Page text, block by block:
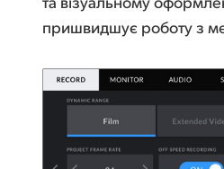
пришвидшує роботу з